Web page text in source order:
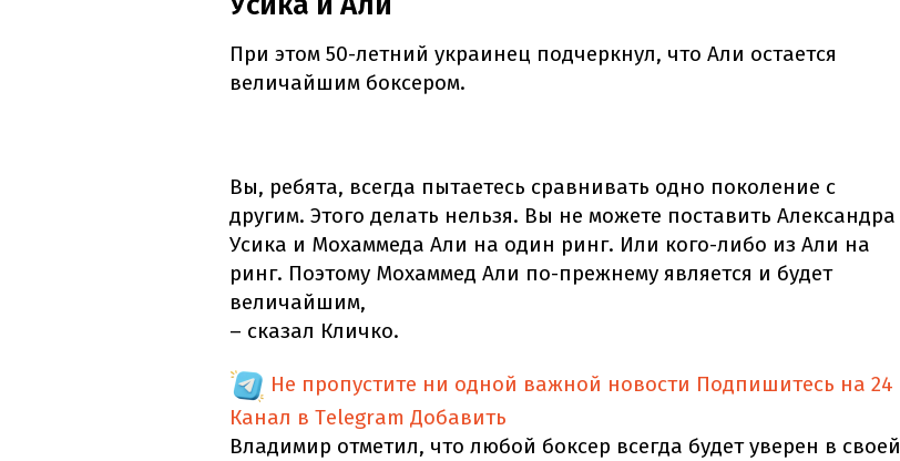
При этом 50-летний украинец подчеркнул, что Али остается
величайшим боксером.
Вы, ребята, всегда пытаетесь сравнивать одно поколение с
другим. Этого делать нельзя. Вы не можете поставить Александра
Усика и Мохаммеда Али на один ринг. Или кого-либо из Али на
ринг. Поэтому Мохаммед Али по-прежнему является и будет
величайшим,
– сказал Кличко.
Не пропустите ни одной важной новости Подпишитесь на 24
Канал в Telegram Добавить
Владимир отметил, что любой боксер всегда будет уверен в своей